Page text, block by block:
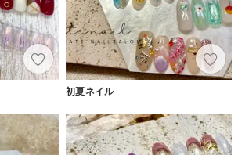
初夏ネイル